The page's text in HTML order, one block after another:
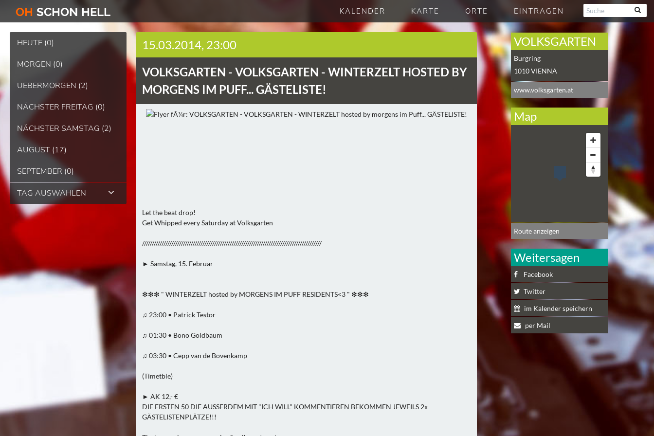
OH SCHONHELL KALENDER KARTE ORTE EINTRAGEN
HEUTE (0)
MORGEN (0)
UEBERMORGEN (2)
NÄCHSTER FREITAG (0)
NÄCHSTER SAMSTAG (2)
AUGUST (17)
SEPTEMBER (0)
TAG AUSWÄHLEN
15.03.2014, 23:00
VOLKSGARTEN - VOLKSGARTEN - WINTERZELT HOSTED BY
MORGENS IM PUFF... GÄSTELISTE!
Let the beat drop!
Get Whipped every Saturday at Volksgarten
////////////////////////////////////////////////////////////////////////////////////////////
► Samstag, 15. Februar
❇❇❇ " WINTERZELT hosted by MORGENS IM PUFF RESIDENTS<3 " ❇❇❇
♫ 23:00 • Patrick Testor
♫ 01:30 • Bono Goldbaum
♫ 03:30 • Cepp van de Bovenkamp
(Timetble)
► AK 12,- €
DIE ERSTEN 50 DIE AUSSERDEM MIT "ICH WILL" KOMMENTIEREN BEKOMMEN JEWEILS 2x
GÄSTELISTENPLÄTZE!!!
VOLKSGARTEN
Burgring
1010VIENNA
www.volksgarten.at
Map
Route anzeigen
Weitersagen
Facebook
Twitter
im Kalender speichern
per Mail